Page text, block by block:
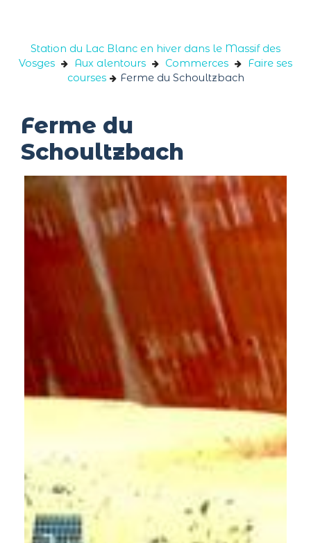
Station du Lac Blanc en hiver dans le Massif des
Vosges
Aux alentours Commerces
Faire ses
courses
Ferme du Schoultzbach
Ferme du
Schoultzbach